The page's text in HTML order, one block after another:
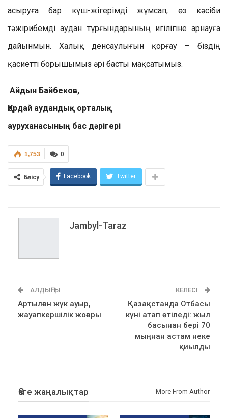
асыруға бар күш-жігерімді жұмсап, өз кәсіби
тәжірибемді аудан тұрғындарының игілігіне арнауға
дайынмын. Халық денсаулығын қорғау – біздің
қасиетті борышымыз әрі басты мақсатымыз.
Айдын Байбеков,
Қордай аудандық орталық
ауруханасының бас дәрігері
0
1,753
Бөлісу Facebook Twitter
Jambyl-Taraz
АЛДЫҢҒЫ
Артылған жүк ауыр,
жауапкершілік жоғары
КЕЛЕСІ
Қазақстанда Отбасы
күні атап өтіледі: жыл
басынан бері 70
мыңнан астам неке
қиылды
Өзге жаңалықтар More From Author